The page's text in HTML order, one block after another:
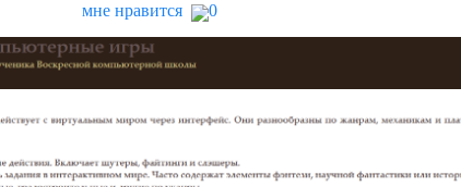
мне нравится 0